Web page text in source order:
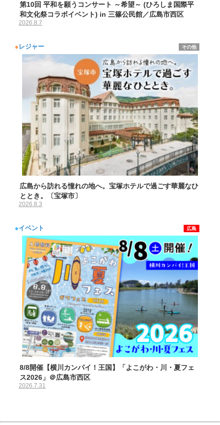
第10回 平和を願うコンサート ～希望～ (ひろしま国際平
和文化祭コラボイベント) in 三篠公民館／広島市西区
2026.8.7
● レジャー その他
広島から訪れる憧れの地へ。宝塚ホテルで過ごす華麗なひ
ととき。〔宝塚市〕
2026.8.3
●イベント 広島
8/8開催【横川カンパイ！王国】「よこがわ・川・夏フェ
ス2026」＠広島市西区
2026.7.31